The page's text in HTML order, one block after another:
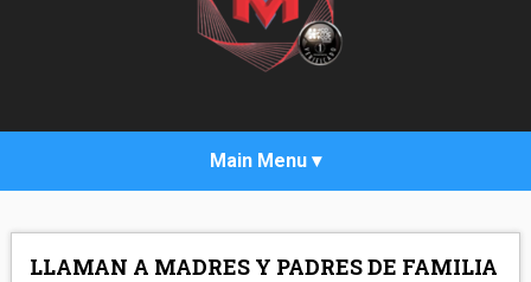
LLAMAN A MADRES Y PADRES DE FAMILIA